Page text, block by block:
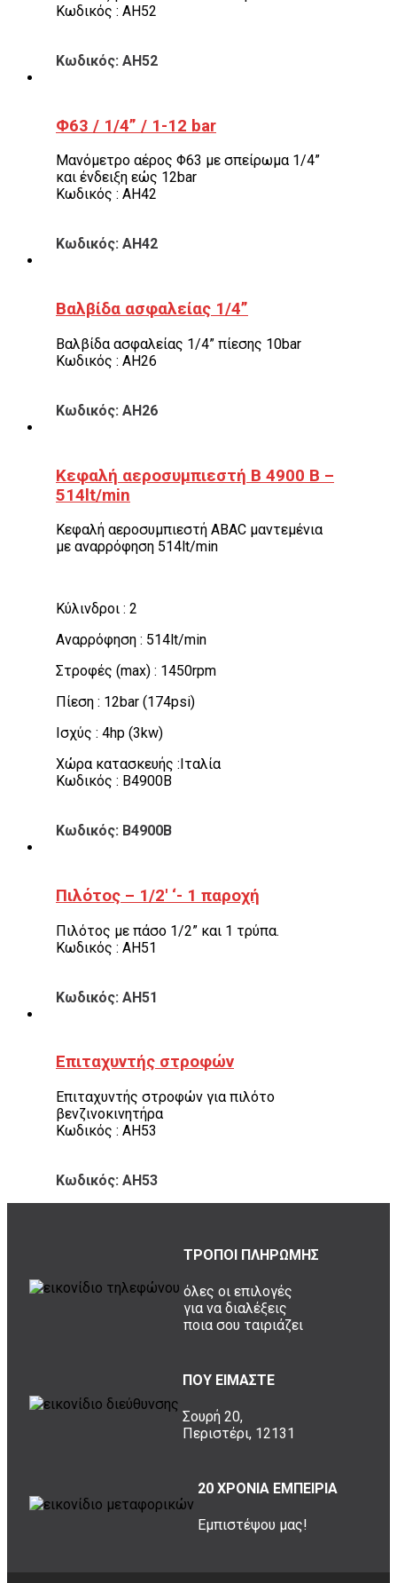
Κωδικός : AH52
Κωδικός: AH52
Φ63 / 1/4” / 1-12 bar
Μανόμετρο αέρος Φ63 με σπείρωμα 1/4”
και ένδειξη εώς 12bar
Κωδικός : AH42
Κωδικός: AH42
Βαλβίδα ασφαλείας 1/4”
Βαλβίδα ασφαλείας 1/4” πίεσης 10bar
Κωδικός : AH26
Κωδικός: AH26
Κεφαλή αεροσυμπιεστή Β 4900 Β –
514lt/min
Κεφαλή αεροσυμπιεστή ABAC μαντεμένια
με αναρρόφηση 514lt/min
Κύλινδροι : 2
Αναρρόφηση : 514lt/min
Στροφές (max) : 1450rpm
Πίεση : 12bar (174psi)
Ισχύς : 4hp (3kw)
Χώρα κατασκευής :Ιταλία
Κωδικός : B4900B
Κωδικός: B4900B
Πιλότος – 1/2′ ‘- 1 παροχή
Πιλότος με πάσο 1/2” και 1 τρύπα.
Κωδικός : AH51
Κωδικός: AH51
Επιταχυντής στροφών
Επιταχυντής στροφών για πιλότο
βενζινοκινητήρα
Κωδικός : AH53
Κωδικός: AH53
ΤΡΟΠΟΙ ΠΛΗΡΩΜΗΣ
όλες οι επιλογές
για να διαλέξεις
ποια σου ταιριάζει
ΠΟΥ ΕΙΜΑΣΤΕ
Σουρή 20,
Περιστέρι, 12131
20 ΧΡΟΝΙΑ ΕΜΠΕΙΡΙΑ
Εμπιστέψου μας!